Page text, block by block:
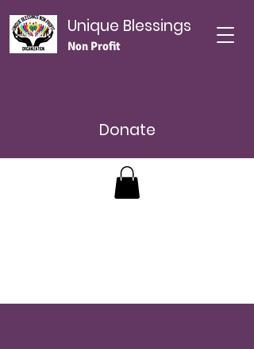
Unique Blessings
Non Profit
Donate